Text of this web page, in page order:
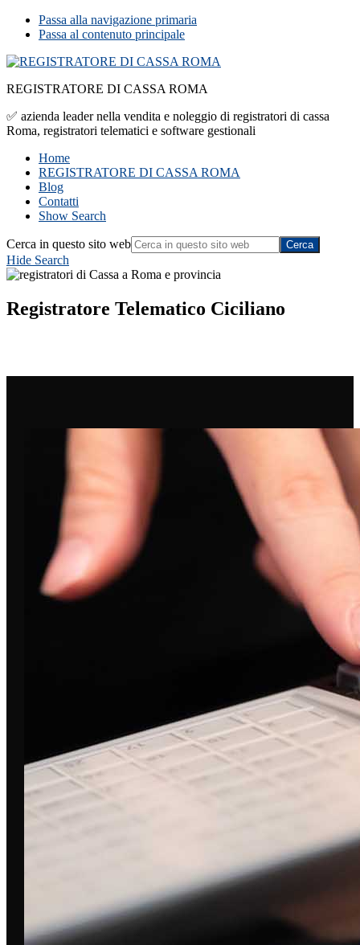
Passa alla navigazione primaria
Passa al contenuto principale
REGISTRATORE DI CASSA ROMA
✅ azienda leader nella vendita e noleggio di registratori di cassa
Roma, registratori telematici e software gestionali
Home
REGISTRATORE DI CASSA ROMA
Blog
Contatti
Show Search
Cerca in questo sito web
Hide Search
Registratore Telematico Ciciliano